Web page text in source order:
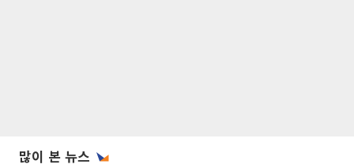
많이 본 뉴스